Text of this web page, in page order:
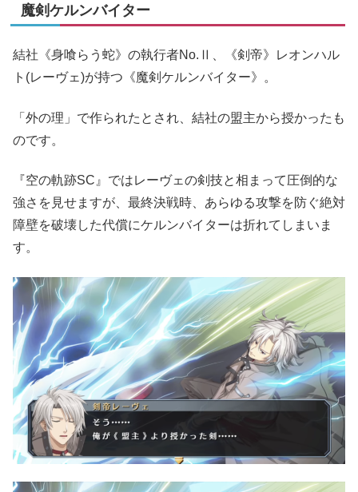
魔剣ケルンバイター
結社《身喰らう蛇》の執行者No.Ⅱ、《剣帝》レオンハル
ト(レーヴェ)が持つ《魔剣ケルンバイター》。
「外の理」で作られたとされ、結社の盟主から授かったも
のです。
『空の軌跡SC』ではレーヴェの剣技と相まって圧倒的な
強さを見せますが、最終決戦時、あらゆる攻撃を防ぐ絶対
障壁を破壊した代償にケルンバイターは折れてしまいま
す。